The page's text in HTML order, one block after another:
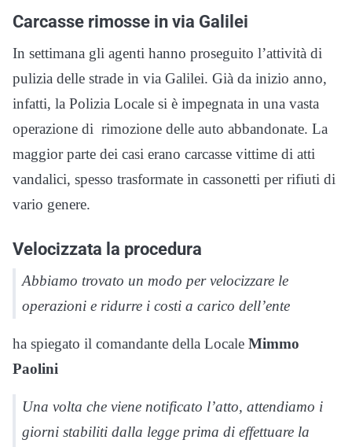
Carcasse rimosse in via Galilei
In settimana gli agenti hanno proseguito l’attività di
pulizia delle strade in via Galilei. Già da inizio anno,
infatti, la Polizia Locale si è impegnata in una vasta
operazione di rimozione delle auto abbandonate. La
maggior parte dei casi erano carcasse vittime di atti
vandalici, spesso trasformate in cassonetti per rifiuti di
vario genere.
Velocizzata la procedura
Abbiamo trovato un modo per velocizzare le
operazioni e ridurre i costi a carico dell’ente
ha spiegato il comandante della Locale Mimmo
Paolini
Una volta che viene notificato l’atto, attendiamo i
giorni stabiliti dalla legge prima di effettuare la